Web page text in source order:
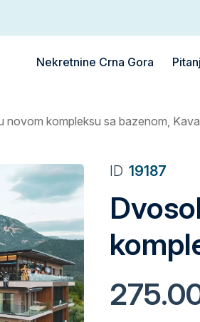
Nekretnine Crna Gora
novom kompleksu sa bazenom,
ID 19187